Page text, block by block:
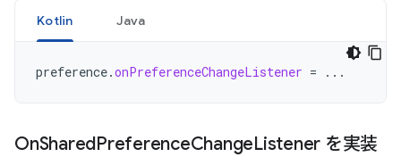
Kotlin Java
preference.onPreferenceChangeListener = ...
OnSharedPreferenceChangeListener を実装